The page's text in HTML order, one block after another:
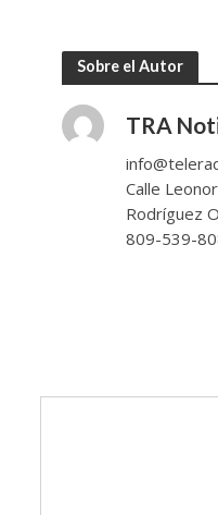
Sobre el Autor
TRA
Calle
Rodríguez
809-539-